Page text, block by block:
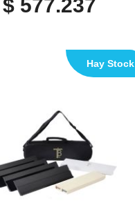
$ 577.237
Hay Stock